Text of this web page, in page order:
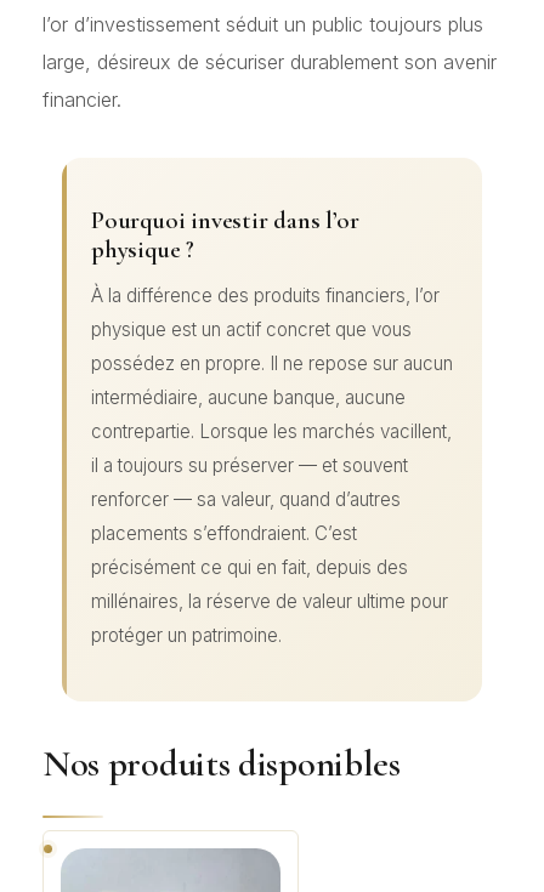
l’or d’investissement séduit un public toujours plus
large, désireux de sécuriser durablement son avenir
financier.
Pourquoi investir dans l’or
physique ?
À la différence des produits financiers, l’or
physique est un actif concret que vous
possédez en propre. Il ne repose sur aucun
intermédiaire, aucune banque, aucune
contrepartie. Lorsque les marchés vacillent,
il a toujours su préserver — et souvent
renforcer — sa valeur, quand d’autres
placements s’effondraient. C’est
précisément ce qui en fait, depuis des
millénaires, la réserve de valeur ultime pour
protéger un patrimoine.
Nos produits disponibles